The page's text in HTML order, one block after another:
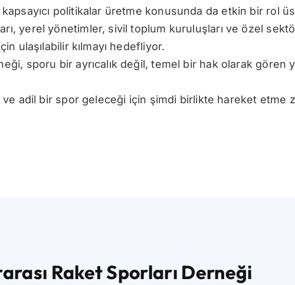
kapsayıcı politikalar üretme konusunda da etkin bir rol
yerel yönetimler, sivil toplum kuruluşları ve özel
ulaşılabilir kılmayı hedefliyor.
sporu bir ayrıcalık değil, temel bir hak olarak gören
ve adil bir spor geleceği için şimdi birlikte hareket etme
Raket Sporları Derneği